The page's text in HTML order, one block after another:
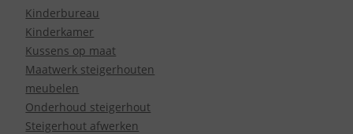
Kinderbureau
Kinderkamer
Kussens op maat
Maatwerk steigerhouten
meubelen
Onderhoud steigerhout
Steigerhout afwerken